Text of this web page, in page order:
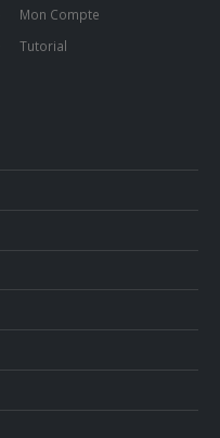
Mon Compte
Tutorial